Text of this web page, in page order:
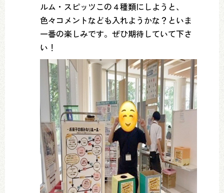
ルム・スピッツこの４種類にしようと、
色々コメントなども入れようかな？といま
一番の楽しみです。ぜひ期待していて下さ
い！